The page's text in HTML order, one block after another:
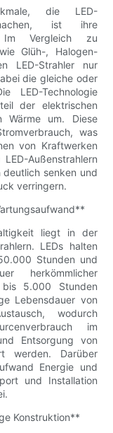
die LED-
ist ihre
Im Vergleich zu
Glüh-, Halogen-
LED-Strahler nur
die gleiche oder
LED-Technologie
der elektrischen
Wärme um. Diese
was
von Kraftwerken
Außenstrahlern
deutlich senken und
verringern.
liegt in der
LEDs halten
Stunden und
herkömmlicher
5.000 Stunden
Lebensdauer von
wodurch
im
Entsorgung von
werden. Darüber
Energie und
und Installation
Konstruktion**